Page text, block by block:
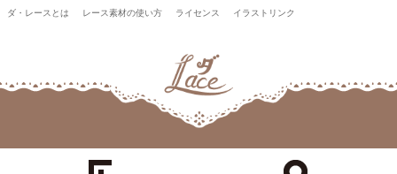
ダ・レースとは レース素材の使い方 ライセンス イラストリンク